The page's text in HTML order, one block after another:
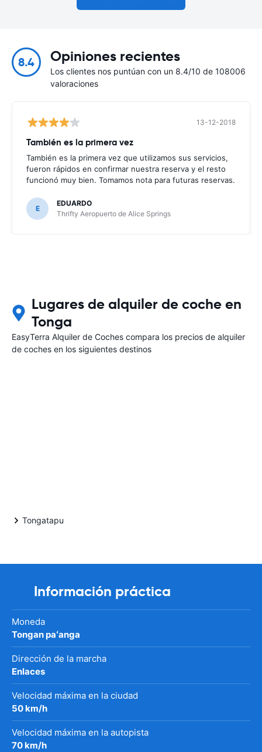
8.4 Opiniones recientes
Los clientes nos puntúan con un 8.4/10 de 108006
valoraciones
13-12-2018
También es la primera vez
También es la primera vez que utilizamos sus servicios,
fueron rápidos en confirmar nuestra reserva y el resto
funcionó muy bien. Tomamos nota para futuras reservas.
E
EDUARDO
Thrifty Aeropuerto de Alice Springs
Lugares de alquiler de coche en
Tonga
EasyTerra Alquiler de Coches compara los precios de alquiler
de coches en los siguientes destinos
Tongatapu
Información práctica
Moneda
Tongan paʻanga
Dirección de la marcha
Enlaces
Velocidad máxima en la ciudad
50 km/h
Velocidad máxima en la autopista
70 km/h